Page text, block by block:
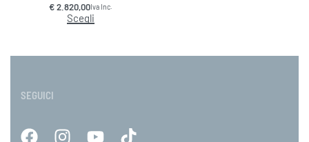
€2.820,00Iva Inc.
Scegli
SEGUICI